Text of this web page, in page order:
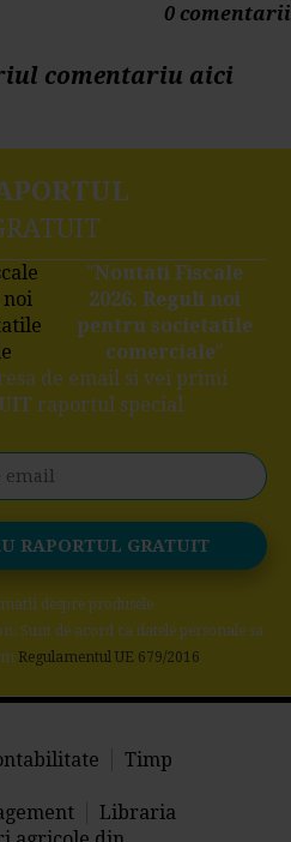
0 comentarii
comentariu aici
"Noutati Fiscale
2026. Reguli noi
pentru societatile
comerciale"
de email si vei primi
raportul special
despre produsele
Sunt de acord ca datele personale sa
Regulamentul UE 679/2016
Timp
Libraria